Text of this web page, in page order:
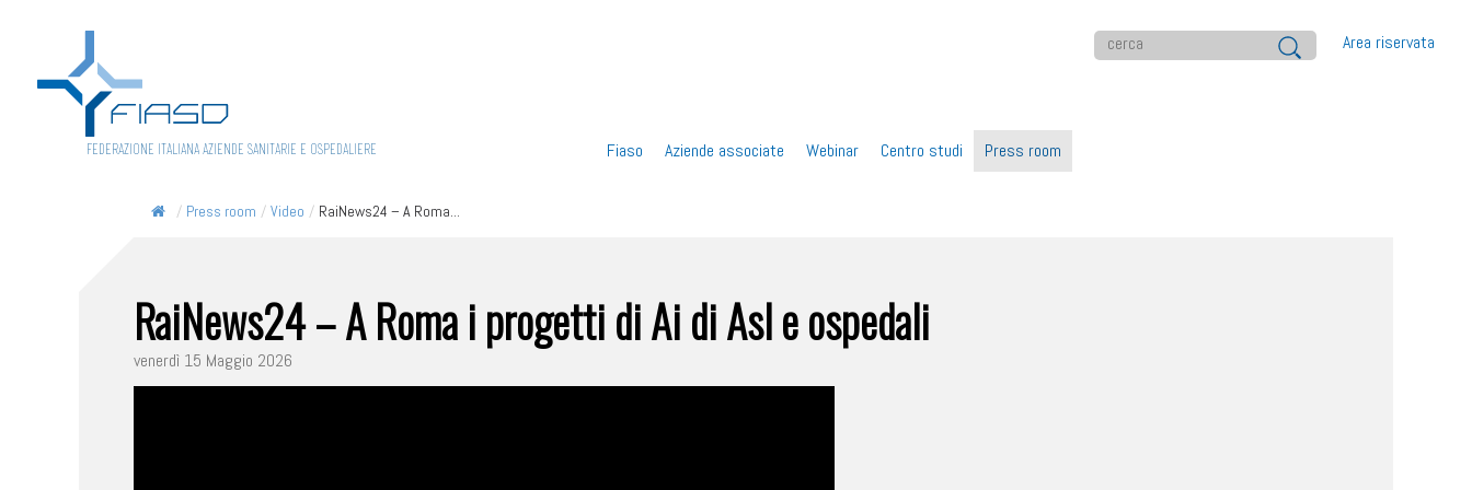
Area riservata
FEDERAZIONE ITALIANA AZIENDE SANITARIE E OSPEDALIERE
Vai
Fiaso Aziende associate Webinar Centro studi Press room
/ Press room / Video / RaiNews24 – A Roma...
RaiNews24 – A Roma i progetti di Ai di Asl e ospedali
venerdì 15 Maggio 2026